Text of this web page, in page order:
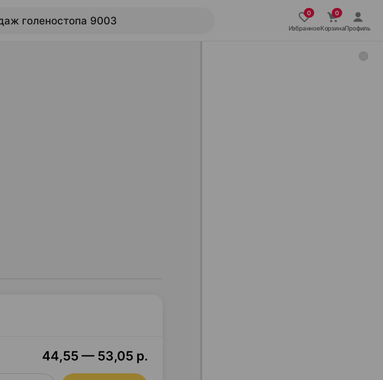
ИзбранноеКорзинаПрофиль
44,55 — 53,05 р.